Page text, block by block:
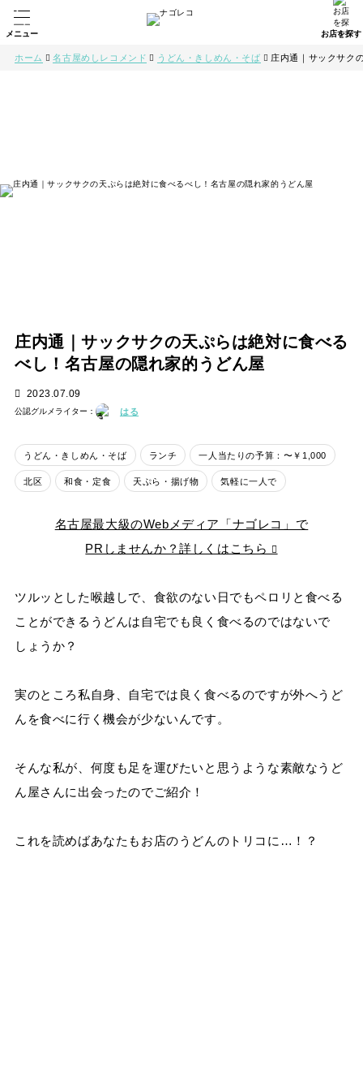
ホーム 名古屋めしレコメンド うどん・きしめん・そば 庄内通｜サックサク
庄内通｜サックサクの天ぷらは絶対に食べる
べし！名古屋の隠れ家的うどん屋
2023.07.09
公認グルメライター： はる
うどん・きしめん・そば ランチ 一人当たりの予算：〜￥1,000
北区 和食・定食 天ぷら・揚げ物 気軽に一人で
名古屋最大級のWebメディア「ナゴレコ」で
PRしませんか？詳しくはこちら
ツルッとした喉越しで、食欲のない日でもペロリと食べる
ことができるうどんは自宅でも良く食べるのではないで
しょうか？
実のところ私自身、自宅では良く食べるのですが外へうど
んを食べに行く機会が少ないんです。
そんな私が、何度も足を運びたいと思うような素敵なうど
ん屋さんに出会ったのでご紹介！
これを読めばあなたもお店のうどんのトリコに…！？